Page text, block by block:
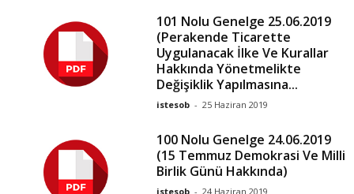
101 Nolu Genelge 25.06.2019
(Perakende Ticarette
Uygulanacak İlke Ve Kurallar
Hakkında Yönetmelikte
Değişiklik Yapılmasına...
istesob - 25 Haziran 2019
100 Nolu Genelge 24.06.2019
(15 Temmuz Demokrasi Ve Milli
Birlik Günü Hakkında)
istesob - 24 Haziran 2019